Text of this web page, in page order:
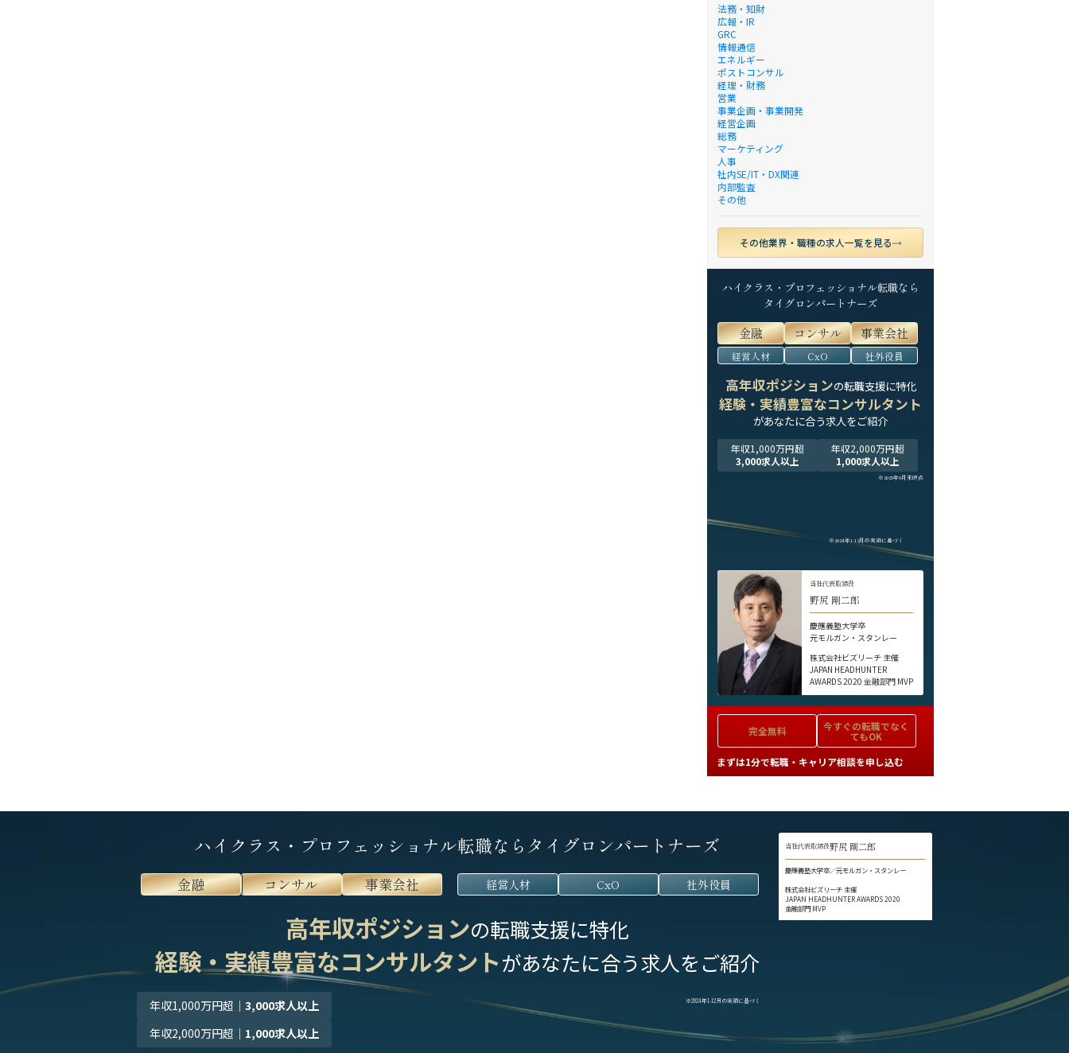
法務・知財
広報・IR
GRC
情報通信
エネルギー
ポストコンサル
経理・財務
営業
事業企画・事業開発
経営企画
総務
マーケティング
人事
社内SE/IT・DX関連
内部監査
その他
その他業界・職種の求人一覧を見る
ハイクラス・プロフェッショナル転職なら
タイグロンパートナーズ
金融 コンサル 事業会社
経営人材 CxO 社外役員
高年収ポジションの転職支援に特化
経験・実績豊富なコンサルタント
があなたに合う求人をご紹介
年収1,000万円超
3,000求人以上
年収2,000万円超
1,000求人以上
※2025年9月末時点
※2024年1-12月の実績に基づく
当社代表取締役
野尻 剛二郎
慶應義塾大学卒
元モルガン・スタンレー
株式会社ビズリーチ 主催
JAPAN HEADHUNTER
AWARDS 2020 金融部門 MVP
完全無料 今すぐの転職でなく
てもOK
まずは1分で転職・キャリア相談を申し込む
ハイクラス・プロフェッショナル転職ならタイグロンパートナーズ
金融 コンサル 事業会社 経営人材 CxO 社外役員
高年収ポジションの転職支援に特化
経験・実績豊富なコンサルタントがあなたに合う求人をご紹介
年収1,000万円超 ｜3,000求人以上
年収2,000万円超 ｜ 1,000求人以上
※2024年1-12月の実績に基づく
当社代表取締役野尻 剛二郎
慶應義塾大学卒／元モルガン・スタンレー
株式会社ビズリーチ 主催
JAPAN HEADHUNTER AWARDS 2020
金融部門 MVP